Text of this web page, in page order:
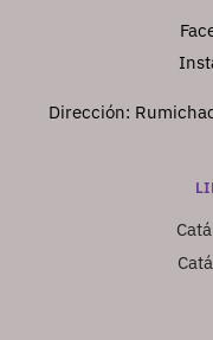
Dirección: